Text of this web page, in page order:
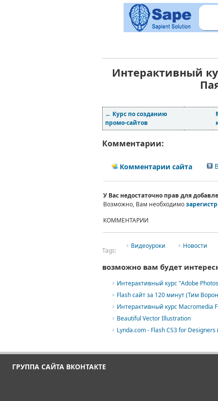
Интерактивный
← Курс по созданию
промо-сайтов
Комментарии:
Комментарии сайта
У Вас недостаточно прав для
Возможно, Вам необходимо
КОММЕНТАРИИ
Tags:
Видеоуроки Новости
возможно вам будет
Интерактивный курс "Adobe
Flash сайт за 120 минут (Тим
Интерактивный курс Macromedia
Beautiful Vector Illustration
Lynda.com - Flash CS3 for Designers
ГРУППА САЙТА ВКОНТАКТЕ